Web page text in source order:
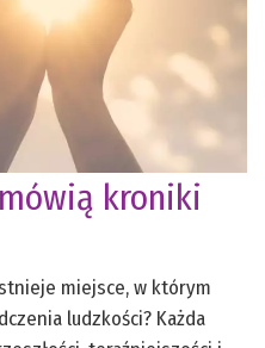
kroniki
miejsce, w którym
ludzkości? Każda